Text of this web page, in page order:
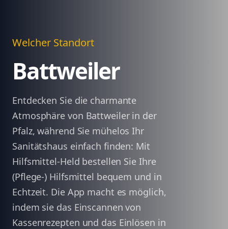
Welcher Standort
Battweiler
Entdecken Sie die charmante
Atmosphäre von Battweiler in der
Pfalz, während Sie mühelos Ihr
Sanitätshaus einfach finden: Mit
Hilfsmittel-Held bestellen Sie Ihre
(Pflege-) Hilfsmittel bequem und in
Echtzeit. Die App macht es möglich,
indem sie das Einscannen von
Kassenrezepten und das Einlösen in